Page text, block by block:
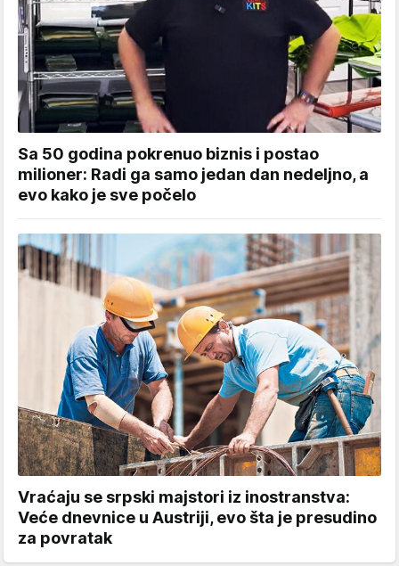
Sa 50 godina pokrenuo biznis i postao
milioner: Radi ga samo jedan dan nedeljno, a
evo kako je sve počelo
Vraćaju se srpski majstori iz inostranstva:
Veće dnevnice u Austriji, evo šta je presudino
za povratak